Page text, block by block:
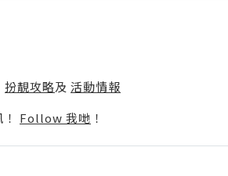
扮靚攻略及 活動情報
Follow 我哋 ！